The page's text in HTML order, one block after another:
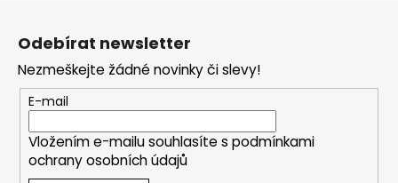
Odebírat newsletter
Nezmeškejte žádné novinky či slevy!
E-mail
Vložením e-mailu souhlasíte s podmínkami
ochrany osobních údajů